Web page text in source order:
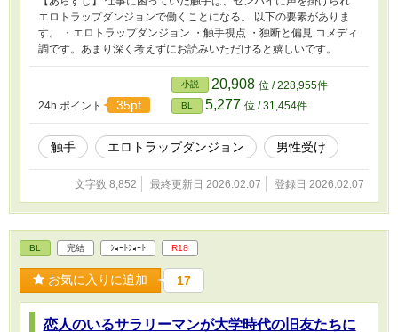
エロトラップダンジョンで働くことになる。 以下の要素がありま
す。 ・エロトラップダンジョン ・触手視点 ・独断と偏見 コメディ
調です。あまり深く考えずにお読みいただけると嬉しいです。
24h.ポイント 35pt
小説 20,908 位 / 228,955件
BL 5,277 位 / 31,454件
触手 エロトラップダンジョン 男性受け
文字数 8,852 最終更新日 2026.02.07 登録日 2026.02.07
BL 完結 ｼｮｰﾄｼｮｰﾄ R18
お気に入りに追加 17
恋人のいるサラリーマンが大学時代の旧友たちに